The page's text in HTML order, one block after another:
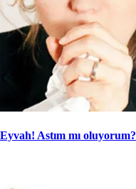
Eyvah! Astım mı oluyorum?